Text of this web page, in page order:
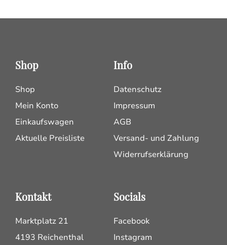
Shop
Shop
Mein Konto
Einkaufswagen
Aktuelle Preisliste
Info
Datenschutz
Impressum
AGB
Versand- und Zahlung
Widerrufserklärung
Kontakt
Marktplatz 21
4193 Reichenthal
Socials
Facebook
Instagram